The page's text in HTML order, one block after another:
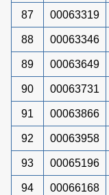
87 00063319
88 00063346
89 00063649
90 00063731
91 00063866
92 00063958
93 00065196
94 00066168